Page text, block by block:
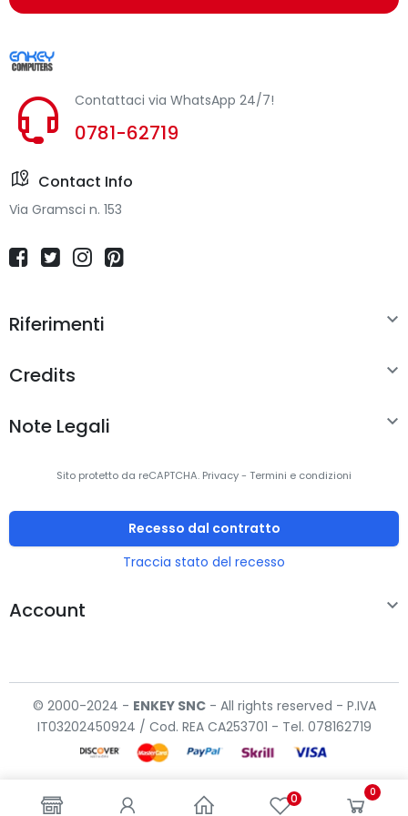
0 0
Contattaci via WhatsApp 24/7!
0781-62719
Contact Info
Via Gramsci n. 153
Riferimenti 
Credits 
Note Legali 
Sito protetto da reCAPTCHA. Privacy- Termini e condizioni
Recesso dal contratto
Traccia stato del recesso
Account 
© 2000-2024 - ENKEYSNC- All rights reserved - P.IVA
IT03202450924 / Cod. REA CA253701 - Tel. 078162719